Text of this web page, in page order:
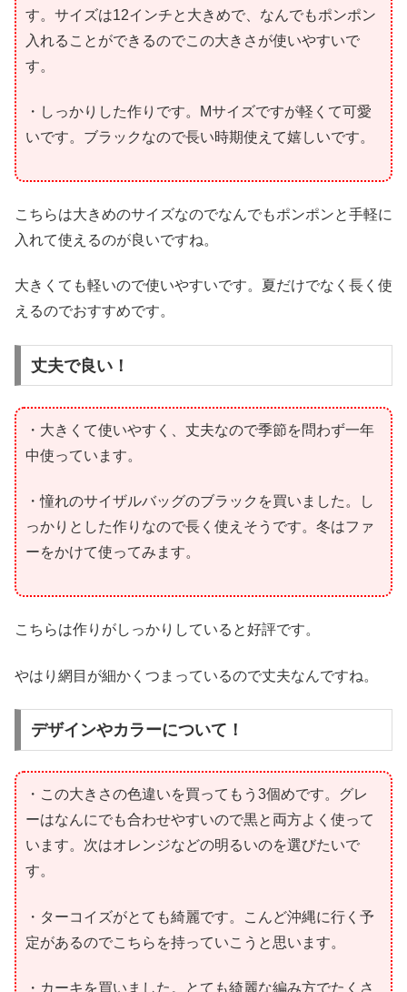
す。サイズは12インチと大きめで、なんでもポンポン
入れることができるのでこの大きさが使いやすいで
す。
・しっかりした作りです。Mサイズですが軽くて可愛
いです。ブラックなので長い時期使えて嬉しいです。
こちらは大きめのサイズなのでなんでもポンポンと手軽に
入れて使えるのが良いですね。
大きくても軽いので使いやすいです。夏だけでなく長く使
えるのでおすすめです。
丈夫で良い！
・大きくて使いやすく、丈夫なので季節を問わず一年
中使っています。
・憧れのサイザルバッグのブラックを買いました。し
っかりとした作りなので長く使えそうです。冬はファ
ーをかけて使ってみます。
こちらは作りがしっかりしていると好評です。
やはり網目が細かくつまっているので丈夫なんですね。
デザインやカラーについて！
・この大きさの色違いを買ってもう3個めです。グレ
ーはなんにでも合わせやすいので黒と両方よく使って
います。次はオレンジなどの明るいのを選びたいで
す。
・ターコイズがとても綺麗です。こんど沖縄に行く予
定があるのでこちらを持っていこうと思います。
・カーキを買いました。とても綺麗な編み方でたくさ